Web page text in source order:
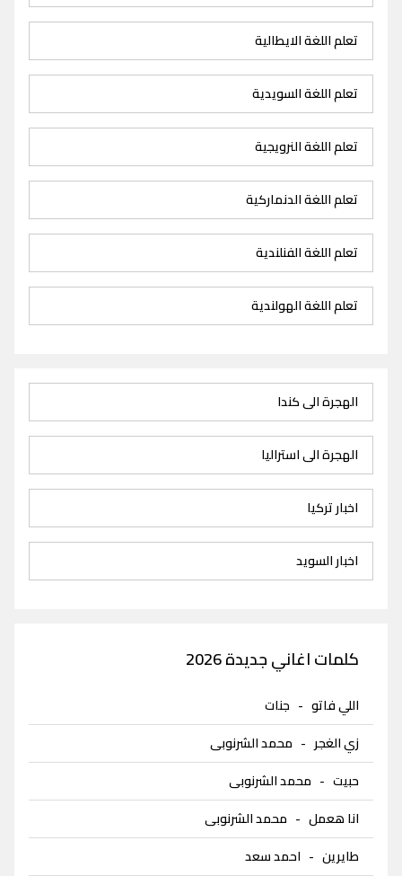
تعلم اللغة الايطالية
تعلم اللغة السويدية
تعلم اللغة النرويجية
تعلم اللغة الدنماركية
تعلم اللغة الفنلندية
تعلم اللغة الهولندية
الهجرة الى كندا
الهجرة الى استراليا
اخبار تركيا
اخبار السويد
كلمات اغاني جديدة 2026
اللي فاتو - جنات
زي الغجر - محمد الشرنوبى
حبيت - محمد الشرنوبى
انا هعمل - محمد الشرنوبى
طايرين - احمد سعد